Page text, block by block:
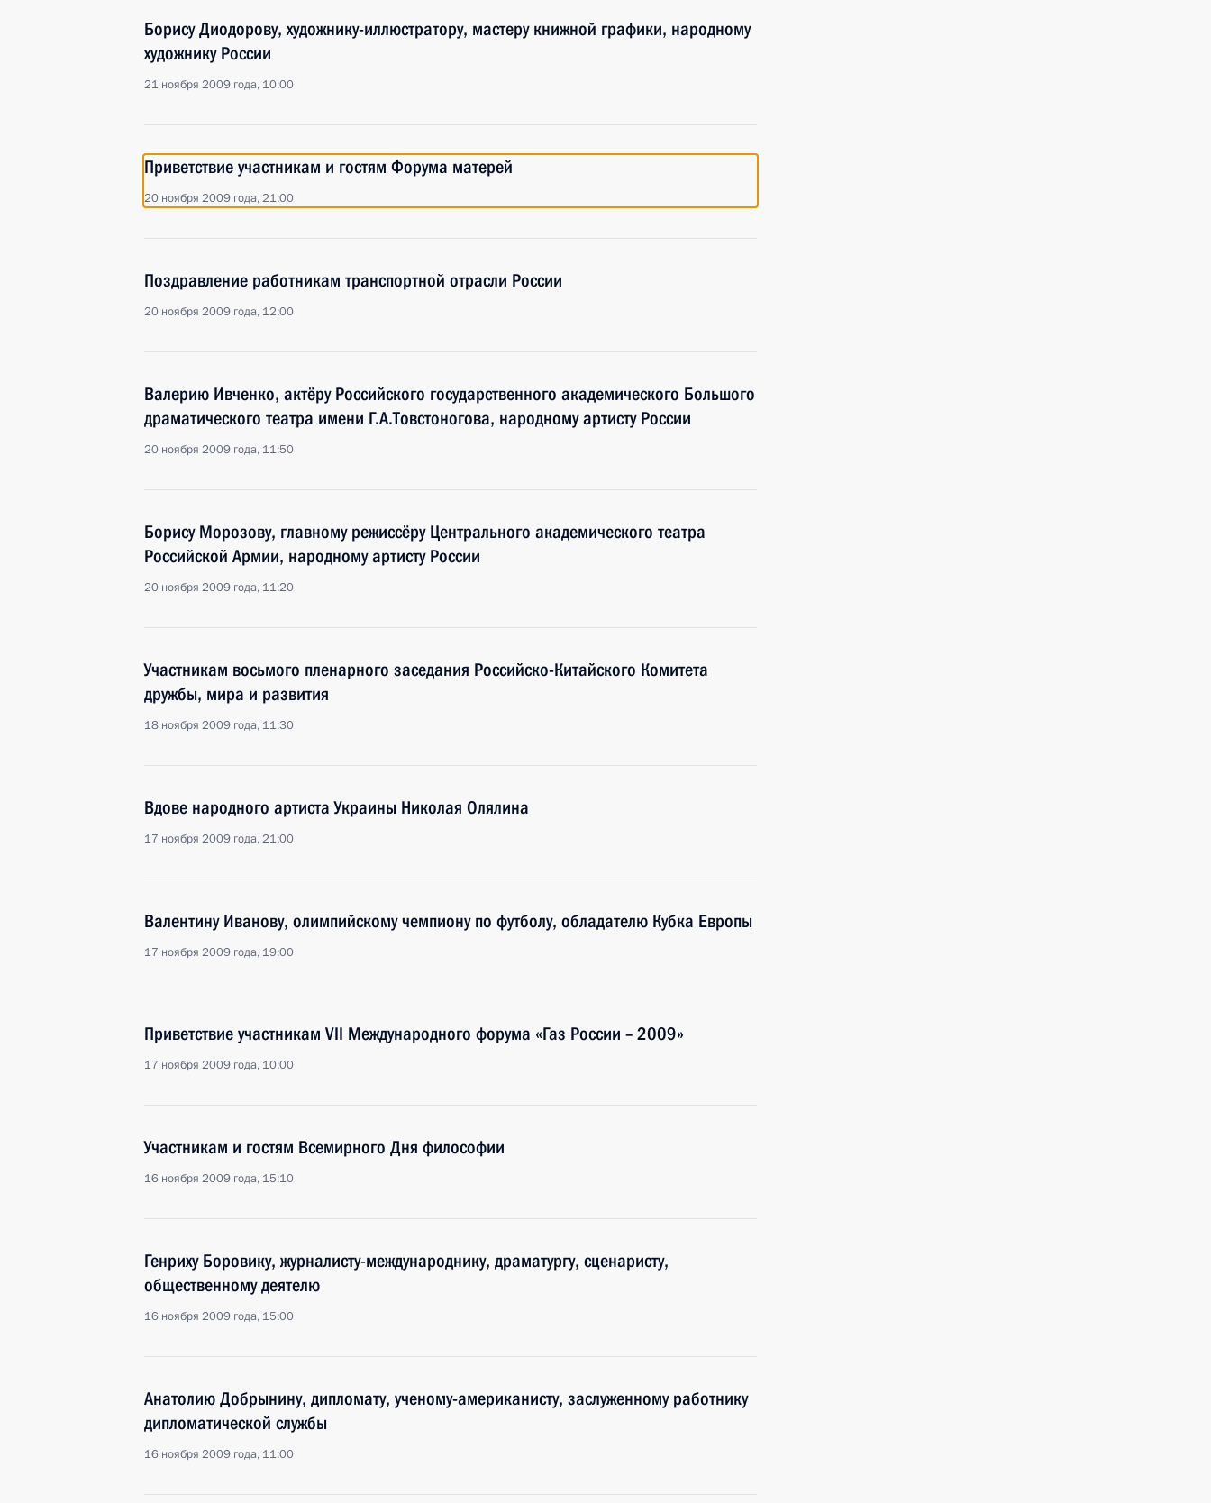
Борису Диодорову, художнику-иллюстратору, мастеру книжной графики, народному
художнику России
21 ноября 2009 года, 10:00
Приветствие участникам и гостям Форума матерей
20 ноября 2009 года, 21:00
Поздравление работникам транспортной отрасли России
20 ноября 2009 года, 12:00
Валерию Ивченко, актёру Российского государственного академического Большого
драматического театра имени Г.А.Товстоногова, народному артисту России
20 ноября 2009 года, 11:50
Борису Морозову, главному режиссёру Центрального академического театра
Российской Армии, народному артисту России
20 ноября 2009 года, 11:20
Участникам восьмого пленарного заседания Российско-Китайского Комитета
дружбы, мира и развития
18 ноября 2009 года, 11:30
Вдове народного артиста Украины Николая Олялина
17 ноября 2009 года, 21:00
Валентину Иванову, олимпийскому чемпиону по футболу, обладателю Кубка Европы
17 ноября 2009 года, 19:00
Приветствие участникам VII Международного форума «Газ России – 2009»
17 ноября 2009 года, 10:00
Участникам и гостям Всемирного Дня философии
16 ноября 2009 года, 15:10
Генриху Боровику, журналисту-международнику, драматургу, сценаристу,
общественному деятелю
16 ноября 2009 года, 15:00
Анатолию Добрынину, дипломату, ученому-американисту, заслуженному работнику
дипломатической службы
16 ноября 2009 года, 11:00